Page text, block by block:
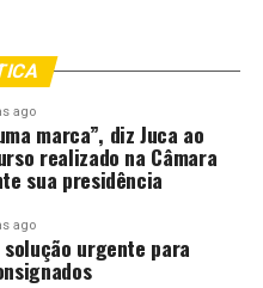
ago
marca”, diz Juca ao
realizado na Câmara
sua presidência
ago
urgente para